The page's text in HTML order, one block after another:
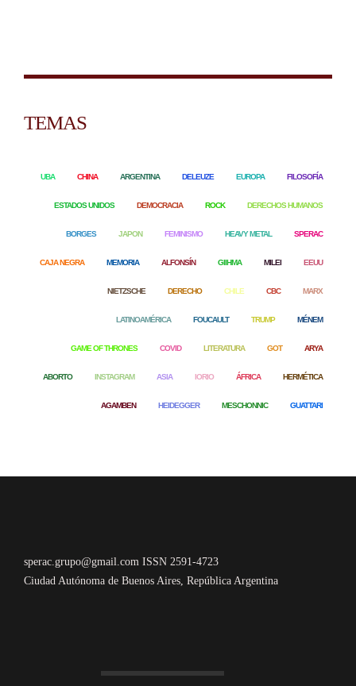
TEMAS
UBA CHINA ARGENTINA DELEUZE EUROPA FILOSOFÍA
ESTADOS UNIDOS DEMOCRACIA ROCK DERECHOS HUMANOS
BORGES JAPON FEMINISMO HEAVY METAL SPERAC
CAJA NEGRA MEMORIA ALFONSÍN GIIHMA MILEI EEUU
NIETZSCHE DERECHO CHILE CBC MARX
LATINOAMÉRICA FOUCAULT TRUMP MÉNEM
GAME OF THRONES COVID LITERATURA GOT ARYA
ABORTO INSTAGRAM ASIA IORIO ÁFRICA HERMÉTICA
AGAMBEN HEIDEGGER MESCHONNIC GUATTARI
sperac.grupo@gmail.com ISSN 2591-4723
Ciudad Autónoma de Buenos Aires, República Argentina